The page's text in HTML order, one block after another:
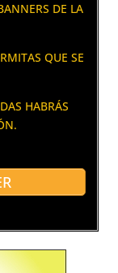
DE LA
QUE SE
HABRÁS